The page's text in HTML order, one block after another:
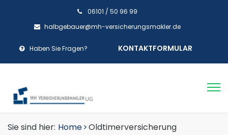
06101 / 50 96 99
halbgebauer@mh-versicherungsmakler.de
Haben Sie Fragen? KONTAKTFORMULAR
Sie sind hier: Home>Oldtimerversicherung